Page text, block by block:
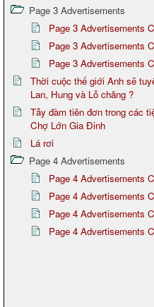
Page 3 Advertisements
Page 3 Advertisements
Page 3 Advertisements
Page 3 Advertisements
Thời cuộc thế giới Anh sẽ
Lan, Hung và Lỗ chăng ?
Tẫy đàm tiên đơn trong các
Chợ Lớn Gia Đinh
Lá rơi
Page 4 Advertisements
Page 4 Advertisements
Page 4 Advertisements
Page 4 Advertisements
Page 4 Advertisements